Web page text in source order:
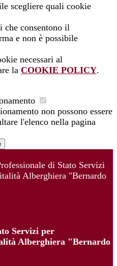
scegliere quali cookie
che consentono il
e non è possibile
necessari al
la COOKIE POLICY.
non possono essere
l'elenco nella pagina
di Stato Servizi
Alberghiera "Bernardo
Servizi per
Alberghiera "Bernardo